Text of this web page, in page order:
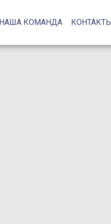
НАША КОМАНДА КОНТАКТЫ